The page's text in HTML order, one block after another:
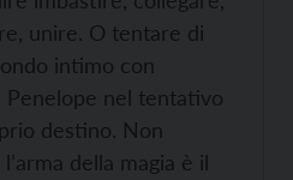
unire. O tentare di
intimo con
Penelope nel tentativo
destino. Non
della magia è il